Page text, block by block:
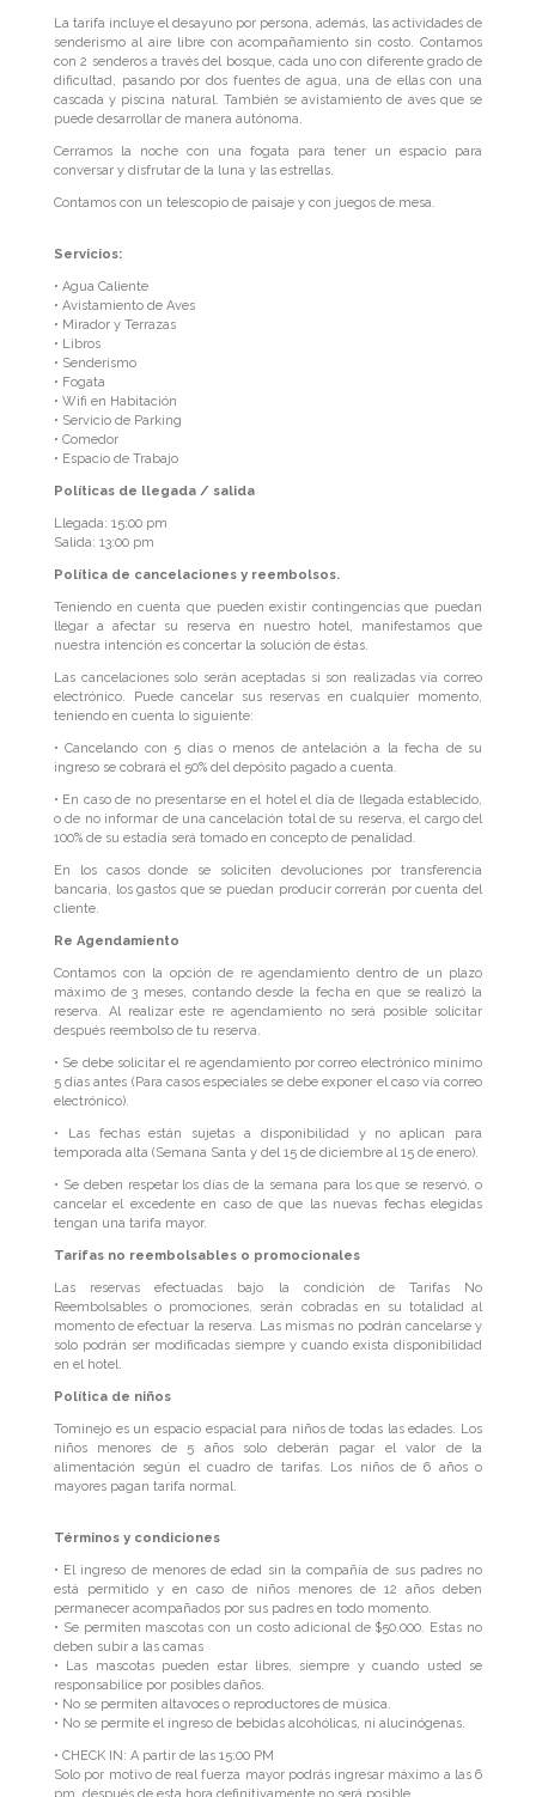
La tarifa incluye el desayuno por persona, además, las actividades de
senderismo al aire libre con acompañamiento sin costo. Contamos
con 2 senderos a través del bosque, cada uno con diferente grado de
dificultad, pasando por dos fuentes de agua, una de ellas con una
cascada y piscina natural. También se avistamiento de aves que se
puede desarrollar de manera autónoma.
Cerramos la noche con una fogata para tener un espacio para
conversar y disfrutar de la luna y las estrellas.
Contamos con un telescopio de paisaje y con juegos de mesa.
Servicios:
• Agua Caliente
• Avistamiento de Aves
• Mirador y Terrazas
• Libros
• Senderismo
• Fogata
• Wifi en Habitación
• Servicio de Parking
• Comedor
• Espacio de Trabajo
Políticas de llegada / salida
Llegada: 15:00 pm
Salida: 13:00 pm
Política de cancelaciones y reembolsos.
Teniendo en cuenta que pueden existir contingencias que puedan
llegar a afectar su reserva en nuestro hotel, manifestamos que
nuestra intención es concertar la solución de éstas.
Las cancelaciones solo serán aceptadas si son realizadas vía correo
electrónico. Puede cancelar sus reservas en cualquier momento,
teniendo en cuenta lo siguiente:
• Cancelando con 5 días o menos de antelación a la fecha de su
ingreso se cobrará el 50% del depósito pagado a cuenta.
• En caso de no presentarse en el hotel el día de llegada establecido,
o de no informar de una cancelación total de su reserva, el cargo del
100% de su estadía será tomado en concepto de penalidad.
En los casos donde se soliciten devoluciones por transferencia
bancaria, los gastos que se puedan producir correrán por cuenta del
cliente.
Re Agendamiento
Contamos con la opción de re agendamiento dentro de un plazo
máximo de 3 meses, contando desde la fecha en que se realizó la
reserva. Al realizar este re agendamiento no será posible solicitar
después reembolso de tu reserva.
• Se debe solicitar el re agendamiento por correo electrónico mínimo
5 días antes (Para casos especiales se debe exponer el caso vía correo
electrónico).
• Las fechas están sujetas a disponibilidad y no aplican para
temporada alta (Semana Santa y del 15 de diciembre al 15 de enero).
• Se deben respetar los días de la semana para los que se reservó, o
cancelar el excedente en caso de que las nuevas fechas elegidas
tengan una tarifa mayor.
Tarifas no reembolsables o promocionales
Las reservas efectuadas bajo la condición de Tarifas No
Reembolsables o promociones, serán cobradas en su totalidad al
momento de efectuar la reserva. Las mismas no podrán cancelarse y
solo podrán ser modificadas siempre y cuando exista disponibilidad
en el hotel.
Política de niños
Tominejo es un espacio espacial para niños de todas las edades. Los
niños menores de 5 años solo deberán pagar el valor de la
alimentación según el cuadro de tarifas. Los niños de 6 años o
mayores pagan tarifa normal.
Términos y condiciones
• El ingreso de menores de edad sin la compañía de sus padres no
está permitido y en caso de niños menores de 12 años deben
permanecer acompañados por sus padres en todo momento.
• Se permiten mascotas con un costo adicional de $50.000. Estas no
deben subir a las camas
• Las mascotas pueden estar libres, siempre y cuando usted se
responsabilice por posibles daños.
• No se permiten altavoces o reproductores de música.
• No se permite el ingreso de bebidas alcohólicas, ni alucinógenas.
• CHECK IN: A partir de las 15:00 PM
Solo por motivo de real fuerza mayor podrás ingresar máximo a las 6